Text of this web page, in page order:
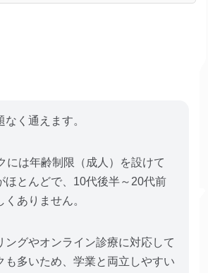
く通えます。
には年齢制限（成人）を設けて
ほとんどで、10代後半～20代前
ありません。
ングやオンライン診療に対応して
も多いため、学業と両立しやすい